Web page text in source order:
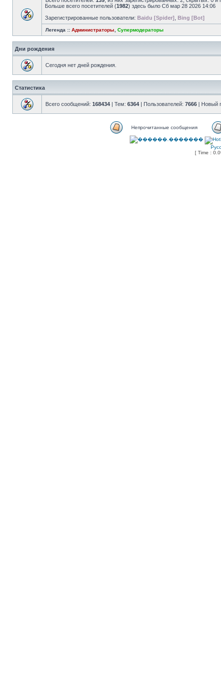
Больше всего посетителей (1982) здесь было Сб мар 28 2026 14:06
Зарегистрированные пользователи: Baidu [Spider] Bing [Bot]
Легенда :: Администраторы Супермодераторы
Дни рождения
Сегодня нет дней рождения.
Статистика
Всего сообщений: 168434 | Тем: 6364 | Пользователей: 7666 | Новый
Непрочитанные сообщения
[ Time :